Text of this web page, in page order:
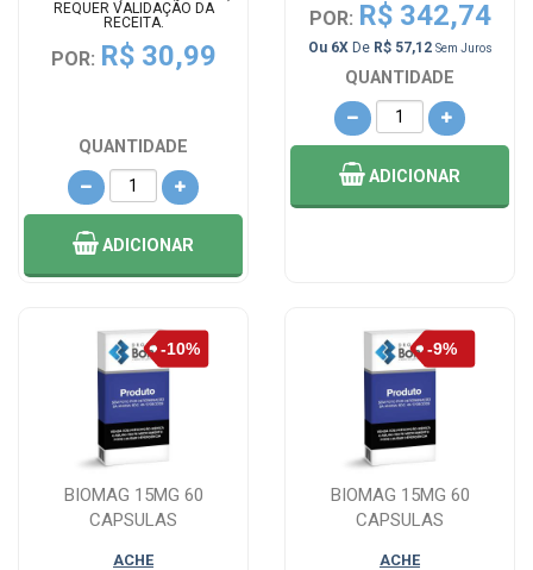
REQUER VALIDAÇÃO DA
RECEITA.
POR: R$ 30,99
QUANTIDADE
ADICIONAR
POR: R$ 342,74
Ou 6XDe R$ 57,12 Sem Juros
QUANTIDADE
ADICIONAR
BIOMAG 15MG 60
CAPSULAS
ACHE
BIOMAG 15MG 60
CAPSULAS
ACHE